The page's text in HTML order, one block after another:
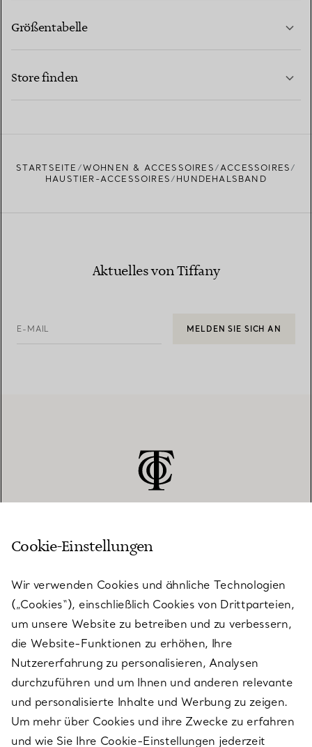
Größentabelle
Store finden
STARTSEITE WOHNEN & ACCESSOIRES
ACCESSOIRES
HAUSTIER-ACCESSOIRES
HUNDEHALSBAND
Aktuelles von Tiffany
E-MAIL MELDEN SIE SICH AN
KUNDENSERVICE
SERVICES
ÜBER TIFFANY & CO.
RECHTLICHE HINWEISE
Cookie-Einstellungen
Wir verwenden Cookies und ähnliche Technologien
(„Cookies“), einschließlich Cookies von Drittparteien,
um unsere Website zu betreiben und zu verbessern,
die Website-Funktionen zu erhöhen, Ihre
Nutzererfahrung zu personalisieren, Analysen
durchzuführen und um Ihnen und anderen relevante
und personalisierte Inhalte und Werbung zu zeigen.
Um mehr über Cookies und ihre Zwecke zu erfahren
und wie Sie Ihre Cookie-Einstellungen jederzeit